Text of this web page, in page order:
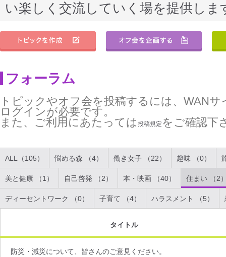
い楽しく交流していく場を提供しま
フォーラム
トピックやオフ会を投稿するには、WAN
ログインが必要です。
また、ご利用にあたっては 投稿規定 をご確認下
ALL（105） 悩める森 （4） 働き女子 （22） 趣味 （0）
美と健康 （1） 自己啓発 （2） 本・映画 （40） 住まい （2
ディーセントワーク （0） 子育て （4） ハラスメント （5）
タイトル
防災・減災について、皆さんのご意見ください。